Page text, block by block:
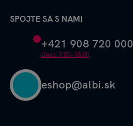
SPOJTE SA S NAMI
+421 908 720 000
Dnes: 7.00–18.00
eshop@albi.sk